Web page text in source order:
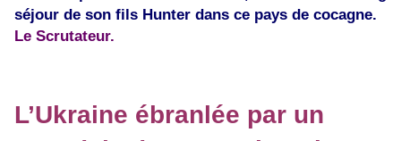
séjour de son fils Hunter dans ce pays de cocagne.
Le Scrutateur.
L’Ukraine ébranlée par un